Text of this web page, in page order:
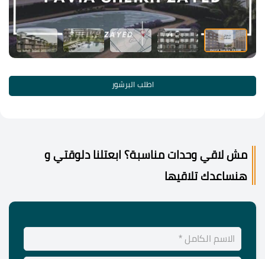
اطلب البرشور
مش لاقي وحدات مناسبة؟ ابعتلنا دلوقتي و
هنساعدك تلاقيها